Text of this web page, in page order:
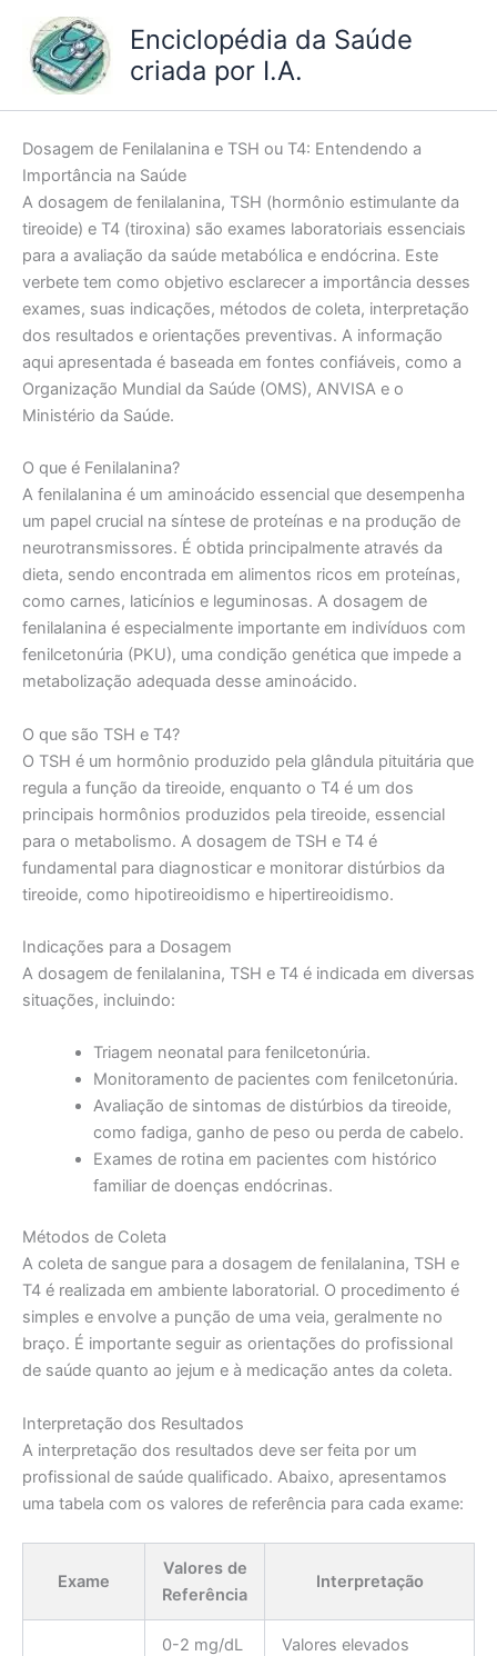
conteúdo
Enciclopédia da Saúde
criada por I.A.
Dosagem de Fenilalanina e TSH ou T4: Entendendo a
Importância na Saúde
A dosagem de fenilalanina, TSH (hormônio estimulante da
tireoide) e T4 (tiroxina) são exames laboratoriais essenciais
para a avaliação da saúde metabólica e endócrina. Este
verbete tem como objetivo esclarecer a importância desses
exames, suas indicações, métodos de coleta, interpretação
dos resultados e orientações preventivas. A informação
aqui apresentada é baseada em fontes confiáveis, como a
Organização Mundial da Saúde (OMS), ANVISA e o
Ministério da Saúde.
O que é Fenilalanina?
A fenilalanina é um aminoácido essencial que desempenha
um papel crucial na síntese de proteínas e na produção de
neurotransmissores. É obtida principalmente através da
dieta, sendo encontrada em alimentos ricos em proteínas,
como carnes, laticínios e leguminosas. A dosagem de
fenilalanina é especialmente importante em indivíduos com
fenilcetonúria (PKU), uma condição genética que impede a
metabolização adequada desse aminoácido.
O que são TSH e T4?
O TSH é um hormônio produzido pela glândula pituitária que
regula a função da tireoide, enquanto o T4 é um dos
principais hormônios produzidos pela tireoide, essencial
para o metabolismo. A dosagem de TSH e T4 é
fundamental para diagnosticar e monitorar distúrbios da
tireoide, como hipotireoidismo e hipertireoidismo.
Indicações para a Dosagem
A dosagem de fenilalanina, TSH e T4 é indicada em diversas
situações, incluindo:
Triagem neonatal para fenilcetonúria.
Monitoramento de pacientes com fenilcetonúria.
Avaliação de sintomas de distúrbios da tireoide,
como fadiga, ganho de peso ou perda de cabelo.
Exames de rotina em pacientes com histórico
familiar de doenças endócrinas.
Métodos de Coleta
A coleta de sangue para a dosagem de fenilalanina, TSH e
T4 é realizada em ambiente laboratorial. O procedimento é
simples e envolve a punção de uma veia, geralmente no
braço. É importante seguir as orientações do profissional
de saúde quanto ao jejum e à medicação antes da coleta.
Interpretação dos Resultados
A interpretação dos resultados deve ser feita por um
profissional de saúde qualificado. Abaixo, apresentamos
uma tabela com os valores de referência para cada exame:
Exame
Valores de
Referência
Interpretação
0-2 mg/dL
Valores elevados